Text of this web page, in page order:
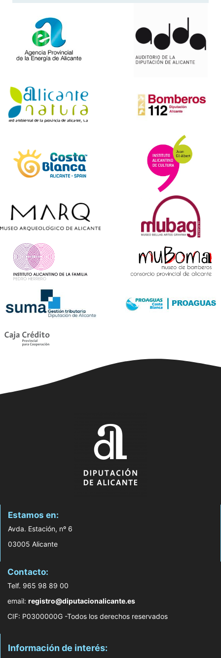
Estamos en:
Avda. Estación, nº 6
03005 Alicante
Contacto:
Telf. 965 98 89 00
email: registro@diputacionalicante.es
CIF: P0300000G -Todos los derechos reservados
Información de interés: